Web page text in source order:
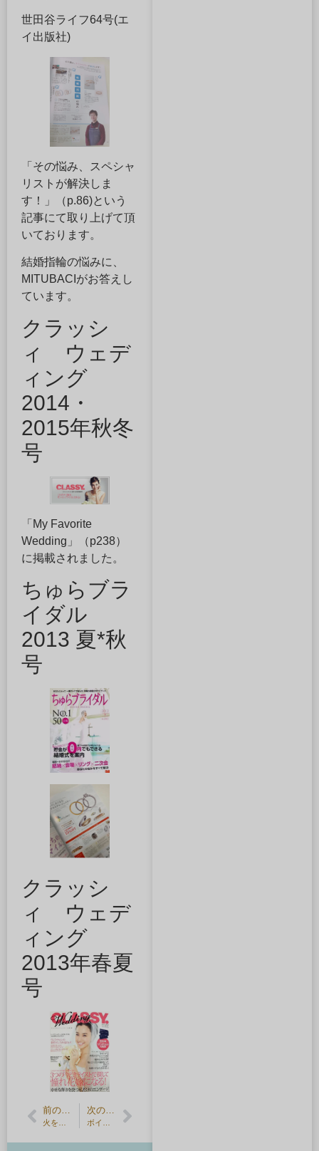
世田谷ライフ64号(エ
イ出版社)
「その悩み、スペシャ
リストが解決しま
す！」（p.86)という
記事にて取り上げて頂
いております。
結婚指輪の悩みに、
MITUBACIがお答えし
ています。
クラッシ
ィ ウェデ
ィング
2014・
2015年秋冬
号
「My Favorite
Wedding」（p238）
に掲載されました。
ちゅらブラ
イダル
2013 夏*秋
号
クラッシ
ィ ウェデ
ィング
2013年春夏
号
前の記事 次の記事